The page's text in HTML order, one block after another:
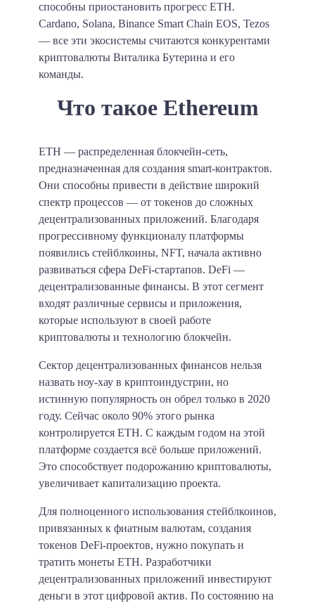
способны приостановить прогресс ETH.
Cardano, Solana, Binance Smart Chain EOS, Tezos
— все эти экосистемы считаются конкурентами
криптовалюты Виталика Бутерина и его
команды.
Что такое Ethereum
ETH — распределенная блокчейн-сеть,
предназначенная для создания smart-контрактов.
Они способны привести в действие широкий
спектр процессов — от токенов до сложных
децентрализованных приложений. Благодаря
прогрессивному функционалу платформы
появились стейблкоины, NFT, начала активно
развиваться сфера DeFi-стартапов. DeFi —
децентрализованные финансы. В этот сегмент
входят различные сервисы и приложения,
которые используют в своей работе
криптовалюты и технологию блокчейн.
Сектор децентрализованных финансов нельзя
назвать ноу-хау в криптоиндустрии, но
истинную популярность он обрел только в 2020
году. Сейчас около 90% этого рынка
контролируется ETH. С каждым годом на этой
платформе создается всё больше приложений.
Это способствует подорожанию криптовалюты,
увеличивает капитализацию проекта.
Для полноценного использования стейблкоинов,
привязанных к фиатным валютам, создания
токенов DeFi-проектов, нужно покупать и
тратить монеты ETH. Разработчики
децентрализованных приложений инвестируют
деньги в этот цифровой актив. По состоянию на